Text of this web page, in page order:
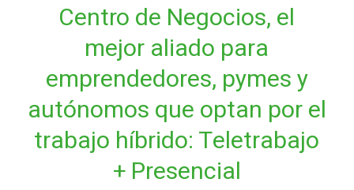
Centro de Negocios, el
mejor aliado para
emprendedores, pymes y
autónomos que optan por el
trabajo híbrido: Teletrabajo
+ Presencial